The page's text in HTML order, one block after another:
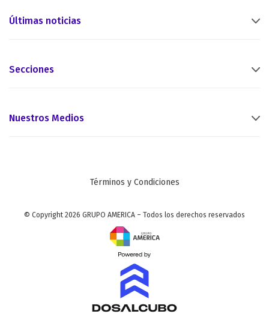
Últimas noticias
Secciones
Nuestros Medios
Términos y Condiciones
© Copyright 2026 GRUPO AMERICA – Todos los derechos reservados